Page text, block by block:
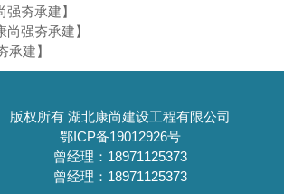
夯承建】
强夯承建】
建】
版权所有 湖北康尚建设工程有限公司
鄂ICP备19012926号
曾经理：18971125373
曾经理：18971125373